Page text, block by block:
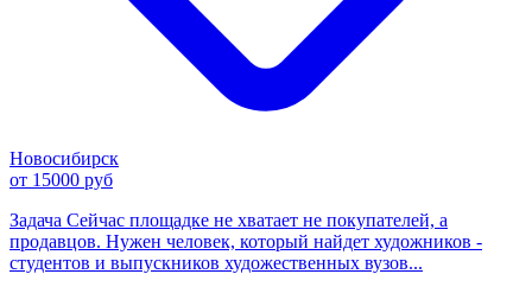
Новосибирск
от 15000 руб
Задача Сейчас площадке не хватает не покупателей, а
продавцов. Нужен человек, который найдет художников -
студентов и выпускников художественных вузов...